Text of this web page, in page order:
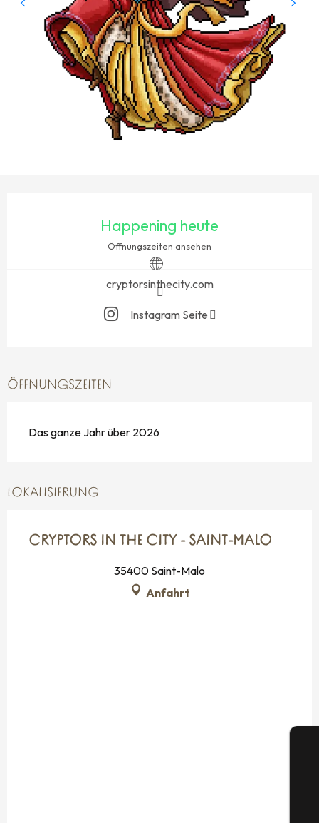
Happening heute
Öffnungszeiten ansehen
cryptorsinthecity.com
Instagram Seite
ÖFFNUNGSZEITEN
Das ganze Jahr über 2026
LOKALISIERUNG
CRYPTORS IN THE CITY - SAINT-MALO
35400 Saint-Malo
Anfahrt